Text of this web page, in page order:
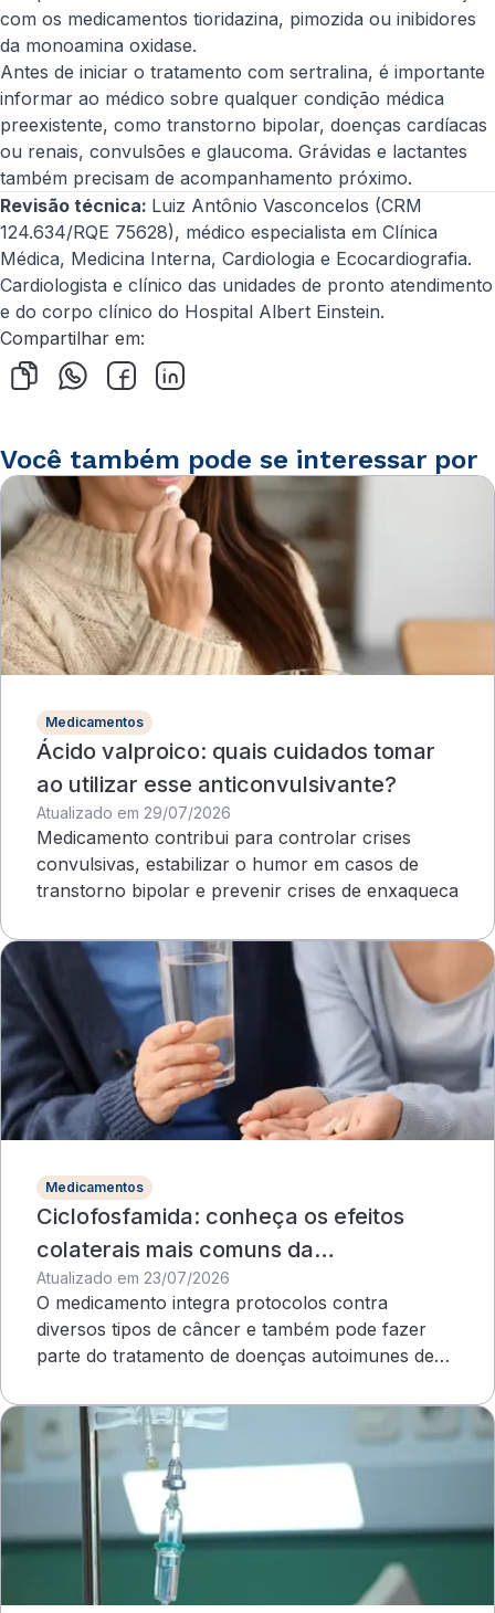
com os medicamentos tioridazina, pimozida ou inibidores
da monoamina oxidase.
Antes de iniciar o tratamento com sertralina, é importante
informar ao médico sobre qualquer condição médica
preexistente, como transtorno bipolar, doenças cardíacas
ou renais, convulsões e glaucoma. Grávidas e lactantes
também precisam de acompanhamento próximo.
Revisão técnica: Luiz Antônio Vasconcelos (CRM
124.634/RQE 75628), médico especialista em Clínica
Médica, Medicina Interna, Cardiologia e Ecocardiografia.
Cardiologista e clínico das unidades de pronto atendimento
e do corpo clínico do Hospital Albert Einstein.
Compartilhar em:
Você também pode se interessar por
Medicamentos
Ácido valproico: quais cuidados tomar
ao utilizar esse anticonvulsivante?
Atualizado em 29/07/2026
Medicamento contribui para controlar crises
convulsivas, estabilizar o humor em casos de
transtorno bipolar e prevenir crises de enxaqueca
Medicamentos
Ciclofosfamida: conheça os efeitos
colaterais mais comuns da
quimioterapia
Atualizado em 23/07/2026
O medicamento integra protocolos contra
diversos tipos de câncer e também pode fazer
parte do tratamento de doenças autoimunes de